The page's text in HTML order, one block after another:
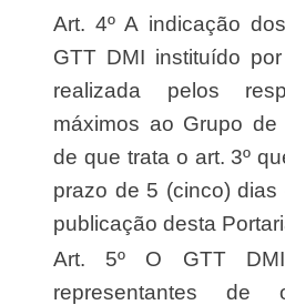
Art. 4º A indicação dos representantes do
GTT DMI instituído
realizada pelos
máximos ao Grupo de
de que trata o art. 3º
prazo de 5 (cinco)
publicação desta
Art. 5º O GTT DMI poderá convidar
representantes de